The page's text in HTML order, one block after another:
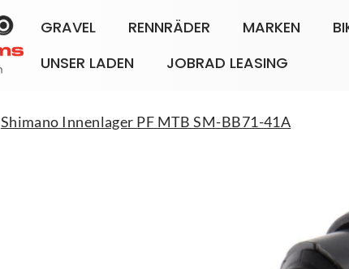
GRAVEL RENNRÄDER MARKEN
UNSER LADEN
JOBRAD LEASING
Shimano Innenlager PF MTB SM-BB71-41A